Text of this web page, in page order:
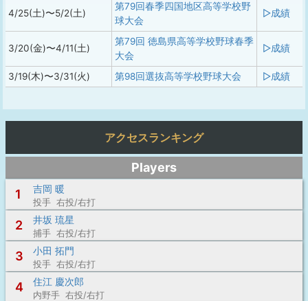
4/25(土)〜5/2(土)
第79回春季四国地区高等学校野
球大会
▷成績
3/20(金)〜4/11(土)
第79回 徳島県高等学校野球春季
大会
▷成績
3/19(木)〜3/31(火) 第98回選抜高等学校野球大会 ▷成績
アクセスランキング
Players
1
吉岡 暖
投手 右投/右打
2 井坂 琉星
捕手 右投/右打
3 小田 拓門
投手 右投/右打
4 住江 慶次郎
内野手 右投/右打